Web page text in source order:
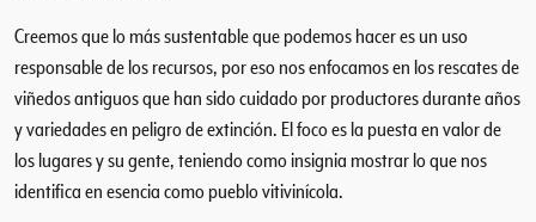
e
l
A
o
Creemos que lo más sustentable que podemos hacer es un uso
responsable de los recursos, por eso nos enfocamos en los rescates de
viñedos antiguos que han sido cuidado por productores durante años
y variedades en peligro de extinción. El foco es la puesta en valor de
los lugares y su gente, teniendo como insignia mostrar lo que nos
identifica en esencia como pueblo vitivinícola.